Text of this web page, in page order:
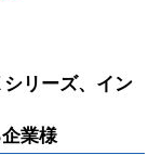
リーズ、イン
業様